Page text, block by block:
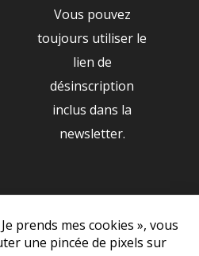
prends mes cookies », vous
une pincée de pixels sur
Vous pouvez
toujours utiliser le
lien de
désinscription
inclus dans la
newsletter.
|